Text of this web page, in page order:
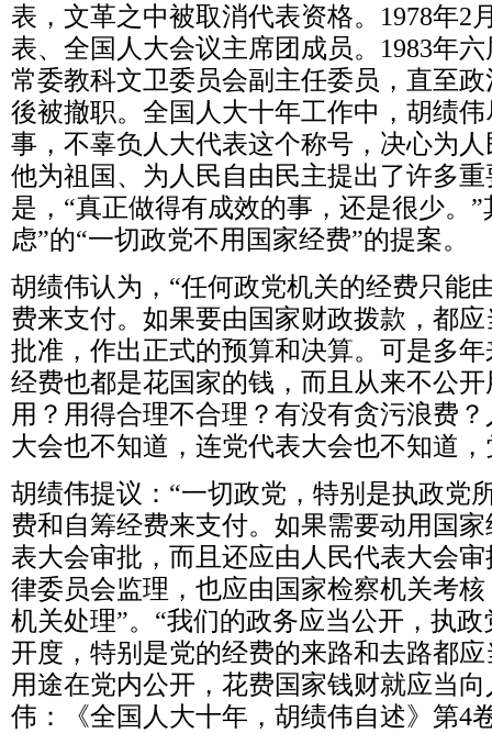
表，文革之中被取消代表资格。 1978年2
表、全国人大会议主席团成员。 1983年六
常委教科文卫委员会副主任委员，直至
後被撤职。全国人大十年工作中，胡绩
事，不辜负人大代表这个称号，决心为
他为祖国、为人民自由民主提出了许多
是， “真正做得有成效的事，还是很少。 ”
虑”的“一切政党不用国家经费”的提案。
胡绩伟认为， “任何政党机关的经费只能
费来支付。如果要由国家财政拨款，都
批准，作出正式的预算和决算。可是多
经费也都是花国家的钱，而且从来不公
用？用得合理不合理？有没有贪污浪费
大会也不知道，连党代表大会也不知道
胡绩伟提议： “一切政党，特别是执政党
费和自筹经费来支付。如果需要动用国
表大会审批，而且还应由人民代表大会
律委员会监理，也应由国家检察机关考
机关处理”。 “我们的政务应当公开，执
开度，特别是党的经费的来路和去路都
用途在党内公开，花费国家钱财就应当
伟：《全国人大十年，胡绩伟自述》第4